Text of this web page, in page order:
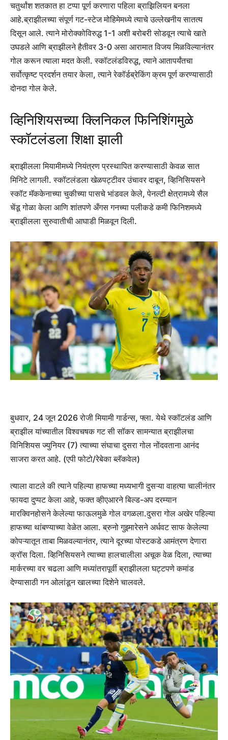
चतुर्थांश शतकात हा टप्पा पूर्ण करणारा पहिला ब्राझिलियन बनला
आहे.ब्राझीलच्या संपूर्ण गट-स्टेज मोहिमेमध्ये त्याचे उल्लेखनीय सातत्य
दिसून आले. त्याने मोरोक्कोविरुद्ध 1-1 अशी बरोबरी सोडवून त्याचे खाते
उघडले आणि ब्राझीलने हैतीवर 3-0 असा आरामात विजय मिळविल्यानंतर
गोल करून त्याला मदत केली. स्कॉटलंडविरुद्ध, त्याने आतापर्यंतचा
सर्वोत्कृष्ट प्रदर्शन तयार केला, त्याने रेकॉर्डब्रेकिंग क्रम पूर्ण करण्यासाठी
दोनदा गोल केले.
व्हिनिशियसच्या क्लिनिकल फिनिशिंगमुळे
स्कॉटलंडला शिक्षा झाली
ब्राझीलला मियामीमध्ये नियंत्रण प्रस्थापित करण्यासाठी केवळ सात
मिनिटे लागली. स्कॉटलंडला खेळपट्टीवर उंचावर दाबून, व्हिनिसियसने
स्कॉट मॅककेनाच्या चुकीच्या पासचे भांडवल केले, पेनल्टी क्षेत्रामध्ये सैल
चेंडू गोळा केला आणि शांतपणे अँगस गनच्या पलीकडे कमी फिनिशमध्ये
ब्राझीलला सुरुवातीची आघाडी मिळवून दिली.
बुधवार, 24 जून 2026 रोजी मियामी गार्डन्स, फ्ला. येथे स्कॉटलंड आणि
ब्राझील यांच्यातील विश्वचषक गट सी सॉकर सामन्यात ब्राझीलचा
विनिशियस ज्युनियर (7) त्याच्या संघाचा दुसरा गोल नोंदवताना आनंद
साजरा करत आहे. (एपी फोटो/रेबेका ब्लॅकवेल)
त्याला वाटले की त्याने पहिल्या हाफच्या मध्यभागी दुसऱ्या वाहत्या चालीनंतर
फायदा दुप्पट केला आहे, फक्त व्हीएआरने बिल्ड-अप दरम्यान
मारक्विनहोसने केलेल्या फाऊलमुळे गोल वगळला.दुसरा गोल अखेर पहिल्या
हाफच्या थांबण्याच्या वेळेत आला.ब्रुनो गुइमारेसने अर्धवट साफ केलेल्या
कोपऱ्यातून ताबा मिळवल्यानंतर, त्याने दूरच्या पोस्टकडे आमंत्रण देणारा
क्रॉस दिला. व्हिनिसियसने त्याच्या हालचालीला अचूक वेळ दिला, त्याच्या
मार्करच्या वर चढला आणि मध्यांतरापूर्वी ब्राझीलला घट्टपणे कमांड
देण्यासाठी गन ओलांडून खालच्या दिशेने चालवले.